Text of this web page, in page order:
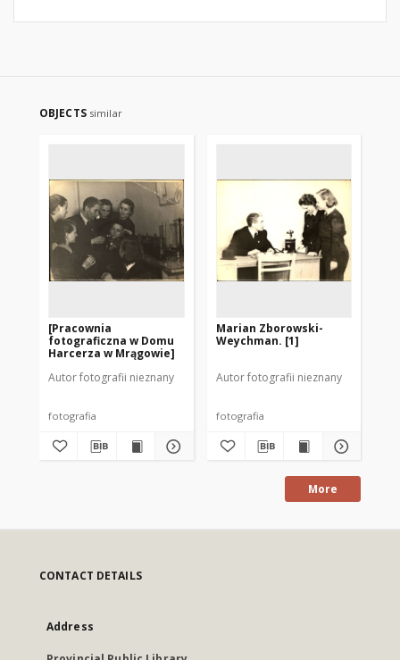
OBJECTS similar
[Pracownia
fotograficzna w Domu
Harcerza w Mrągowie]
Autor fotografii nieznany
fotografia
Marian Zborowski-
Weychman. [1]
Autor fotografii nieznany
fotografia
More
CONTACT DETAILS
Address